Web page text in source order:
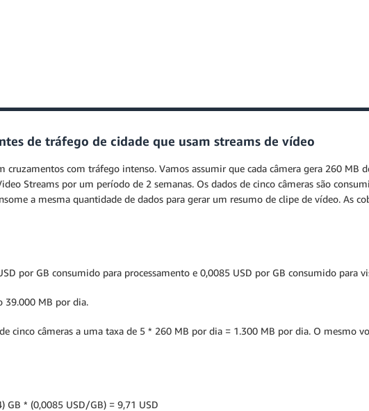
de tráfego de cidade que usam streams de vídeo
com tráfego intenso. Vamos assumir que cada câmera gera 260 MB
Streams por um período de 2 semanas. Os dados de cinco câmeras são
a mesma quantidade de dados para gerar um resumo de clipe de vídeo. As
por GB consumido para processamento e 0,0085 USD por GB consumido para
39.000 MB por dia.
cinco câmeras a uma taxa de 5 * 260 MB por dia = 1.300 MB por dia. O mesmo
GB * (0,0085 USD/GB) = 9,71 USD